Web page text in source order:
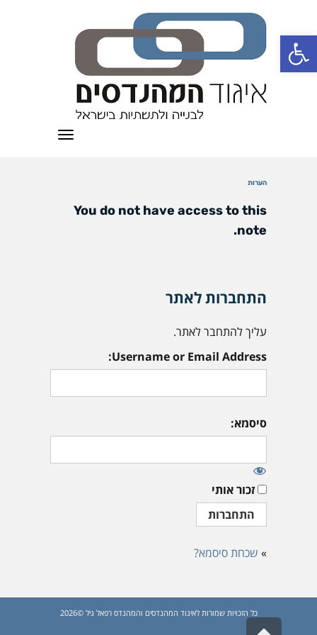
פתח סרגל נגישות
תפריט
הערות
You do not have access to this
note.
התחברות לאתר
עליך להתחבר לאתר.
Username or Email Address:
סיסמא:
זכור אותי
» שכחת סיסמא?
כל הזכויות שמורות לאיגוד המהנדסים והמהנדס רפאל גיל ©2026